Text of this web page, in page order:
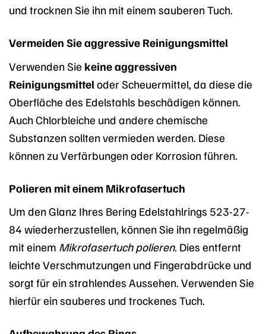
und trocknen Sie ihn mit einem sauberen Tuch.
Vermeiden Sie aggressive Reinigungsmittel
Verwenden Sie keine aggressiven
Reinigungsmittel oder Scheuermittel, da diese die
Oberfläche des Edelstahls beschädigen können.
Auch Chlorbleiche und andere chemische
Substanzen sollten vermieden werden. Diese
können zu Verfärbungen oder Korrosion führen.
Polieren mit einem Mikrofasertuch
Um den Glanz Ihres Bering Edelstahlrings 523-27-
84 wiederherzustellen, können Sie ihn regelmäßig
mit einem Mikrofasertuch polieren. Dies entfernt
leichte Verschmutzungen und Fingerabdrücke und
sorgt für ein strahlendes Aussehen. Verwenden Sie
hierfür ein sauberes und trockenes Tuch.